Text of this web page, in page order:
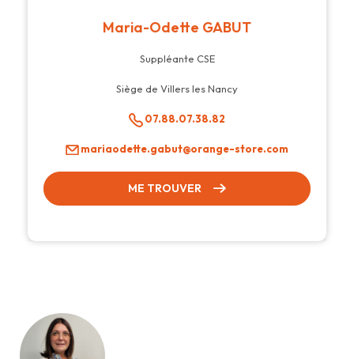
Maria-Odette GABUT
Suppléante CSE
Siège de Villers les Nancy
07.88.07.38.82
mariaodette.gabut@orange-store.com
ME TROUVER